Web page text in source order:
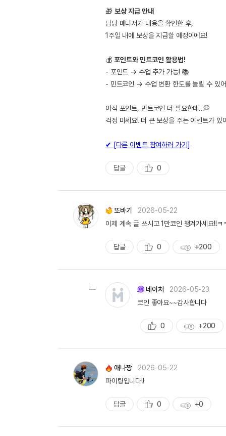
🎁 보상 지급 안내
담당 매니저가 내용을 확인한 후,
1주일 내에 보상을 지급할 예정이에요!
💰 포인트와 민트코인 활용법!
- 포인트 → 수업 추가 가능! 📚
- 민트코인 → 수업 변환 한도를 늘릴 수 있
아직 포인트, 민트코인 더 필요한데..💭
걱정 마세요! 더 큰 보상을 주는 이벤트가 있
✔ [다른 이벤트 참여하러 가기]
답글
추
천
0
또바기
2026-05-22
이제 계속 글 쓰시고 1만코인 챙겨가세요!!ㅋ
답글
추
천
0
획
득
+200
네이처
2026-05-23
코인 좋아요~~감사합니다
추
0
획
+200
애나짱
2026-05-22
파이팅입니다!!
답글
추
천
0
획
득
+0